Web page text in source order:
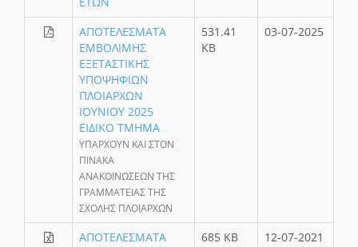
ΑΠΟΤΕΛΕΣΜΑΤΑ
ΕΜΒΟΛΙΜΗΣ
ΕΞΕΤΑΣΤΙΚΗΣ
ΥΠΟΨΗΦΙΩΝ
ΠΛΟΙΑΡΧΩΝ
ΙΟΥΝΙΟΥ 2025
ΕΙΔΙΚΟ ΤΜΗΜΑ
ΥΠΑΡΧΟΥΝ ΚΑΙ ΣΤΟΝ
ΠΙΝΑΚΑ
ΑΝΑΚΟΙΝΩΣΕΩΝ ΤΗΣ
ΓΡΑΜΜΑΤΕΙΑΣ ΤΗΣ
ΣΧΟΛΗΣ ΠΛΟΙΑΡΧΩΝ
531.41
KB
03-07-2025
ΑΠΟΤΕΛΕΣΜΑΤΑ
685 KB 12-07-2021